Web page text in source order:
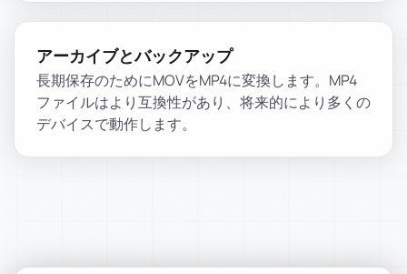
アーカイブとバックアップ
長期保存のためにMOVをMP4に変換します。MP4
ファイルはより互換性があり、将来的により多くの
デバイスで動作します。